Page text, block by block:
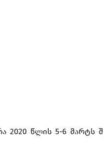
2020 წლის 5-6 მარტს